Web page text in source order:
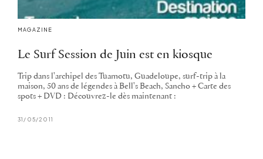
MAGAZINE
Le Surf Session de Juin est en kiosque
Trip dans l'archipel des Tuamotu, Guadeloupe, surf-trip à la
maison, 50 ans de légendes à Bell's Beach, Sancho + Carte des
spots + DVD : Découvrez-le dès maintenant :
31/05/2011